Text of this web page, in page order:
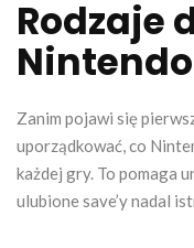
Rodzaje
Zanim pojawi się
uporządkować, co
każdej gry. To pomaga
ulubione save’y nadal